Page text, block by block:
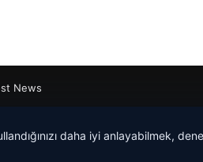
News
daha iyi anlayabilmek,